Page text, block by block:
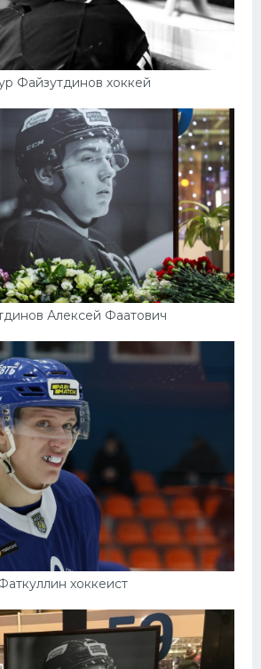
Файзутдинов хоккей
Алексей Фаатович
хоккеист